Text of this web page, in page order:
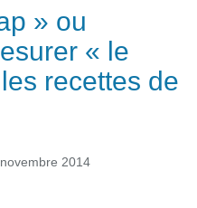
» ou
« le
recettes de
2014